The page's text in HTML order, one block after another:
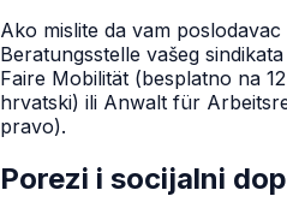
Ako mislite da vam
Beratungsstelle vašeg
Faire Mobilität (besplatno na
hrvatski) ili Anwalt für
pravo).
Porezi i socijalni